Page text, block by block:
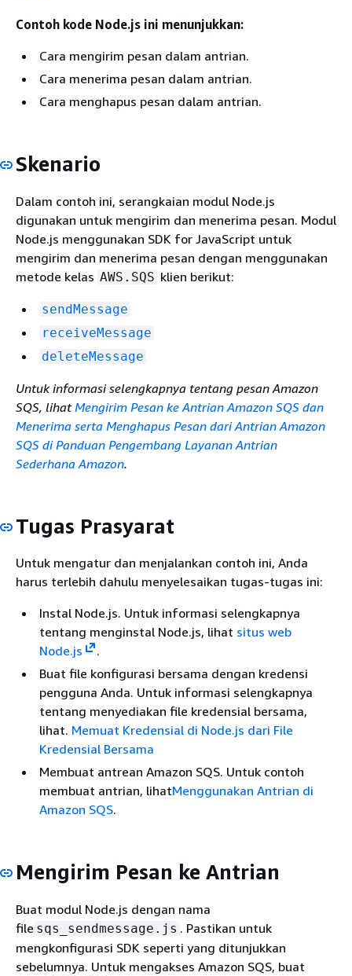
Contoh kode Node.js ini menunjukkan:
Cara mengirim pesan dalam antrian.
Cara menerima pesan dalam antrian.
Cara menghapus pesan dalam antrian.
Skenario
Dalam contoh ini, serangkaian modul Node.js
digunakan untuk mengirim dan menerima pesan. Modul
Node.js menggunakan SDK for JavaScript untuk
mengirim dan menerima pesan dengan menggunakan
metode kelas AWS.SQS klien berikut:
sendMessage
receiveMessage
deleteMessage
Untuk informasi selengkapnya tentang pesan Amazon
SQS, lihat Mengirim Pesan ke Antrian Amazon SQS dan
Menerima serta Menghapus Pesan dari Antrian Amazon
SQS di Panduan Pengembang Layanan Antrian
Sederhana Amazon.
Tugas Prasyarat
Untuk mengatur dan menjalankan contoh ini, Anda
harus terlebih dahulu menyelesaikan tugas-tugas ini:
Instal Node.js. Untuk informasi selengkapnya
tentang menginstal Node.js, lihat situs web
Node.js
.
Buat file konfigurasi bersama dengan kredensi
pengguna Anda. Untuk informasi selengkapnya
tentang menyediakan file kredensial bersama,
lihat. Memuat Kredensial di Node.js dari File
Kredensial Bersama
Membuat antrean Amazon SQS. Untuk contoh
membuat antrian, lihatMenggunakan Antrian di
Amazon SQS.
Mengirim Pesan ke Antrian
Buat modul Node.js dengan nama
file sqs_sendmessage.js . Pastikan untuk
mengkonfigurasi SDK seperti yang ditunjukkan
sebelumnya. Untuk mengakses Amazon SQS, buat